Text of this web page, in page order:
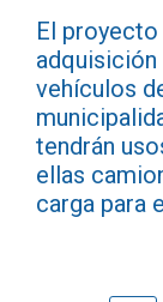
El
adquisición
vehículos
tendrán
ellas
carga para